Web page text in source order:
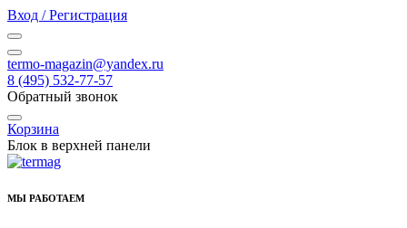
Вход / Регистрация
termo-magazin@yandex.ru
8 (495) 532-77-57
Обратный звонок
Корзина
Блок в верхней панели
МЫ РАБОТАЕМ